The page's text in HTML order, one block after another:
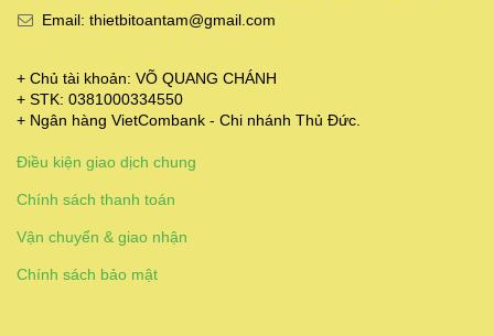
Email: thietbitoantam@gmail.com
+ Chủ tài khoản: VÕ QUANG CHÁNH
+ STK: 0381000334550
+ Ngân hàng VietCombank - Chi nhánh Thủ Đức.
Điều kiện giao dịch chung
Chính sách thanh toán
Vận chuyển & giao nhận
Chính sách bảo mật